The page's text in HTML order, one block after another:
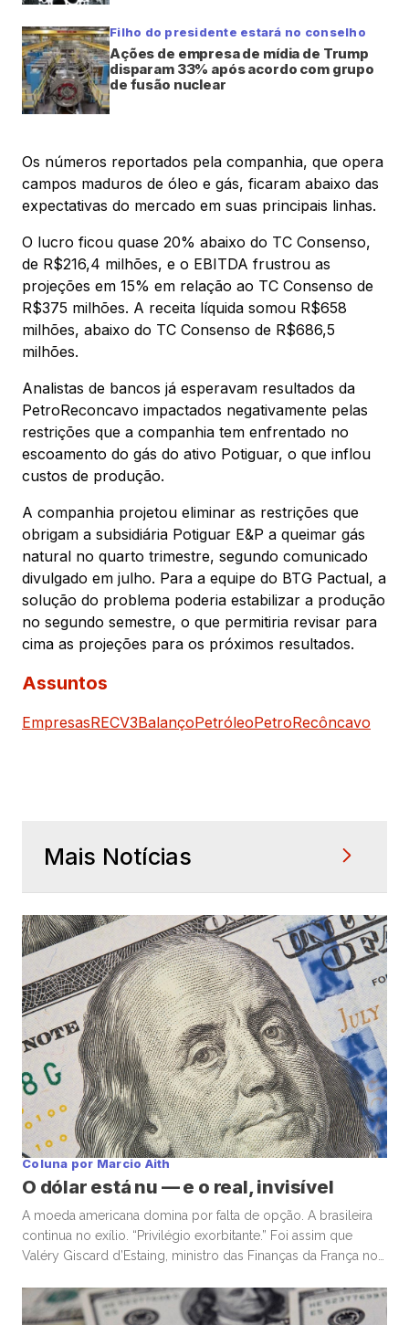
Filho do presidente estará no conselho
Ações de empresa de mídia de Trump
disparam 33% após acordo com grupo
de fusão nuclear
Os números reportados pela companhia, que opera
campos maduros de óleo e gás, ficaram abaixo das
expectativas do mercado em suas principais linhas.
O lucro ficou quase 20% abaixo do TC Consenso,
de R$216,4 milhões, e o EBITDA frustrou as
projeções em 15% em relação ao TC Consenso de
R$375 milhões. A receita líquida somou R$658
milhões, abaixo do TC Consenso de R$686,5
milhões.
Analistas de bancos já esperavam resultados da
PetroReconcavo impactados negativamente pelas
restrições que a companhia tem enfrentado no
escoamento do gás do ativo Potiguar, o que inflou
custos de produção.
A companhia projetou eliminar as restrições que
obrigam a subsidiária Potiguar E&P a queimar gás
natural no quarto trimestre, segundo comunicado
divulgado em julho. Para a equipe do BTG Pactual, a
solução do problema poderia estabilizar a produção
no segundo semestre, o que permitiria revisar para
cima as projeções para os próximos resultados.
Assuntos
EmpresasRECV3BalançoPetróleoPetroRecôncavo
Mais Notícias
Coluna por Marcio Aith
O dólar está nu — e o real, invisível
A moeda americana domina por falta de opção. A brasileira
continua no exílio. “Privilégio exorbitante.” Foi assim que
Valéry Giscard d’Estaing, ministro das Finanças da França nos
Unidos de financiar déficits em sua própria moeda — e, ainda
assim, ser premiado com confiança global. Enquanto o